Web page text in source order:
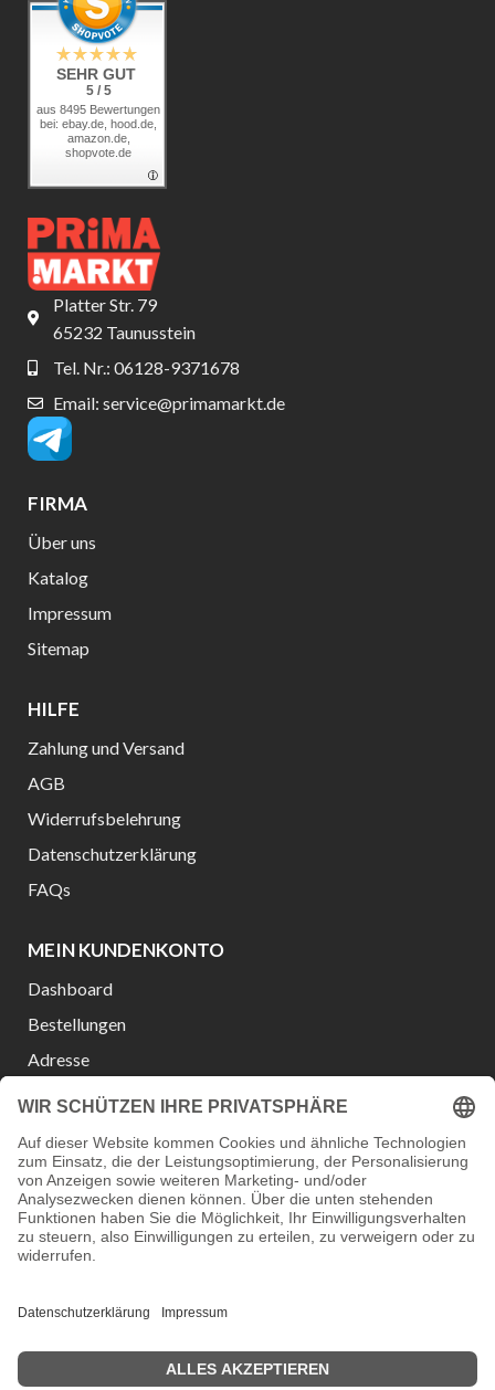
SEHR GUT
5 / 5
aus 8495 Bewertungen
bei: ebay.de, hood.de,
amazon.de,
shopvote.de
Platter Str. 79
65232 Taunusstein
Tel. Nr.: 06128-9371678
Email: service@primamarkt.de
FIRMA
Über uns
Katalog
Impressum
Sitemap
HILFE
Zahlung und Versand
AGB
Widerrufsbelehrung
Datenschutzerklärung
FAQs
MEIN KUNDENKONTO
Dashboard
Bestellungen
Adresse
Konto-Details
Passwort vergessen?
Versanddienstleister:
Zahlungsmöglichkeiten:
Vertrag widerrufen
Kontakt